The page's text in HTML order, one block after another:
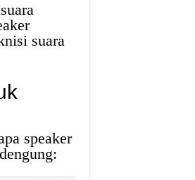
suara
speaker